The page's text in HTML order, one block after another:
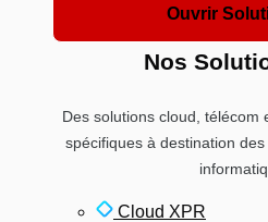
Ouvrir
Nos
Des solutions cloud, télécom
spécifiques à destination
Cloud XPR